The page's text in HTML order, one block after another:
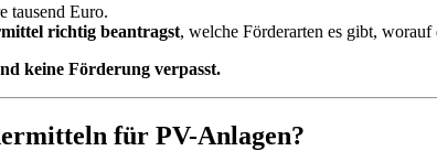
tausend Euro.
richtig beantragst, welche Förderarten es gibt,
keine Förderung verpasst.
für PV-Anlagen?